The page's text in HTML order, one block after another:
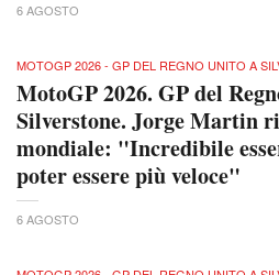
6 AGOSTO
MOTOGP 2026 - GP DEL REGNO UNITO A
MotoGP 2026. GP del
Silverstone. Jorge Martin
mondiale: "Incredibile
poter essere più veloce"
6 AGOSTO